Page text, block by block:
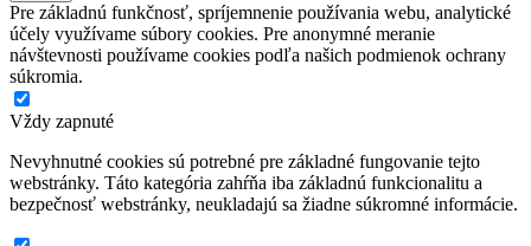
Pre základnú funkčnosť, spríjemnenie používania webu, analytické
účely využívame súbory cookies. Pre anonymné meranie
návštevnosti používame cookies podľa našich podmienok ochrany
súkromia.
Vždy zapnuté
Nevyhnutné cookies sú potrebné pre základné fungovanie tejto
webstránky. Táto kategória zahŕňa iba základnú funkcionalitu a
bezpečnosť webstránky, neukladajú sa žiadne súkromné informácie.